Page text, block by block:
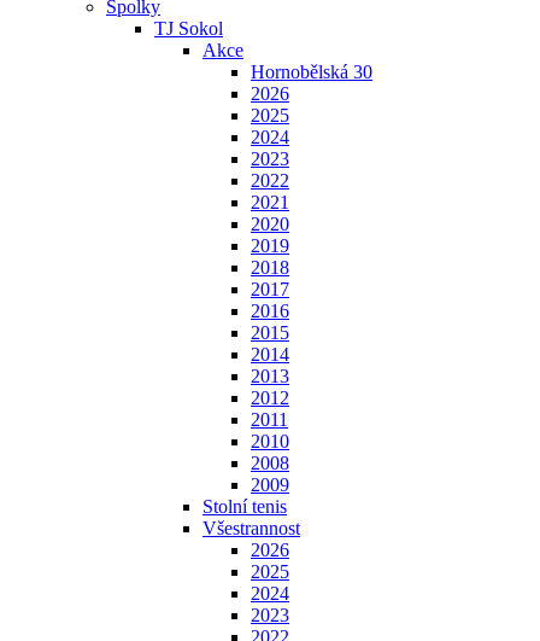
Spolky
TJ Sokol
Akce
Hornobělská 30
2026
2025
2024
2023
2022
2021
2020
2019
2018
2017
2016
2015
2014
2013
2012
2011
2010
2008
2009
Stolní tenis
Všestrannost
2026
2025
2024
2023
2022